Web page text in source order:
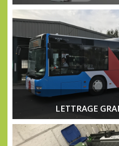
LETTRAGE